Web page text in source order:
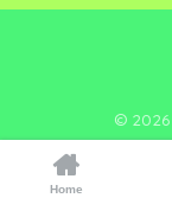
© 2026
Home